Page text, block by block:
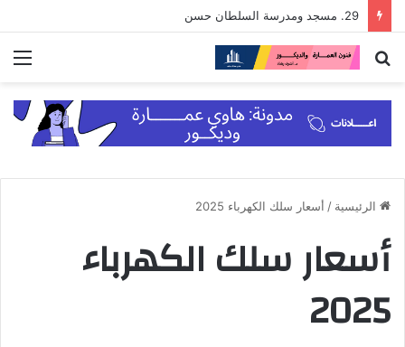
29. مسجد ومدرسة السلطان حسن
بحث
الرئيسية / أسعار سلك الكهرباء 2025
أسعار سلك الكهرباء
2025